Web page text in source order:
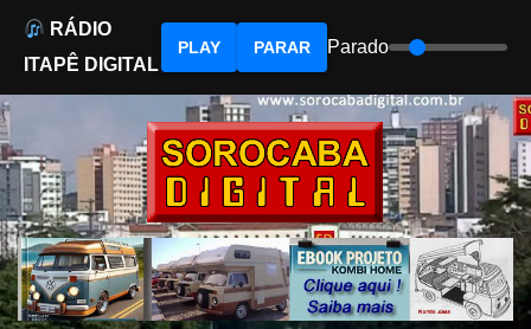
to
content
RÁDIO
ITAPÊ DIGITAL
PLAY PARAR Parado